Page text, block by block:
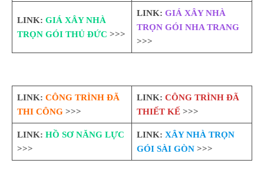
LINK: GIÁ XÂY NHÀ
TRỌN GÓI THỦ ĐỨC >>>
LINK: GIÁ XÂY NHÀ
TRỌN GÓI NHA TRANG
>>>
LINK: CÔNG TRÌNH ĐÃ
THI CÔNG>>>
LINK: CÔNG TRÌNH ĐÃ
THIẾT KẾ>>>
LINK: HỒ SƠ NĂNG LỰC
>>>
LINK: XÂY NHÀ TRỌN
GÓI SÀI GÒN>>>